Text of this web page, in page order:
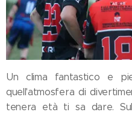
Un clima fantastico e
quell'atmosfera di
tenera età ti sa dare.